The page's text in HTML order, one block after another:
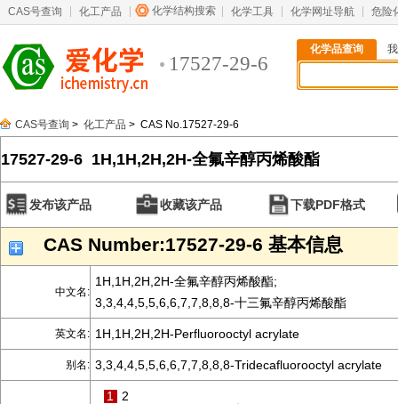
CAS号查询 化工产品 化学结构搜索 化学工具 化学网址导航 危险
17527-29-6
化学品查询
CAS号查询 > 化工产品 > CAS No.17527-29-6
17527-29-6 1H,1H,2H,2H-全氟辛醇丙烯酸酯
发布该产品 收藏该产品 下载PDF格式
CAS Number:17527-29-6 基本信息
中文名:
1H,1H,2H,2H-全氟辛醇丙烯酸酯;
3,3,4,4,5,5,6,6,7,7,8,8,8-十三氟辛醇丙烯酸酯
英文名: 1H,1H,2H,2H-Perfluorooctyl acrylate
别名: 3,3,4,4,5,5,6,6,7,7,8,8,8-Tridecafluorooctyl acrylate
1 2